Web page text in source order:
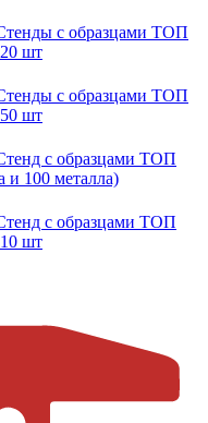
с образцами ТОП
шт
с образцами ТОП
шт
с образцами ТОП
и 100 металла)
с образцами ТОП
шт